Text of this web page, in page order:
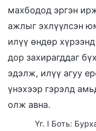
махбодод эргэн
ажлыг эхлүүлсэн
илүү өндөр
дор захирагддаг
эдэлж, илүү агуу
үнэхээр гэрэлд
олж авна.
Үг. I Боть: